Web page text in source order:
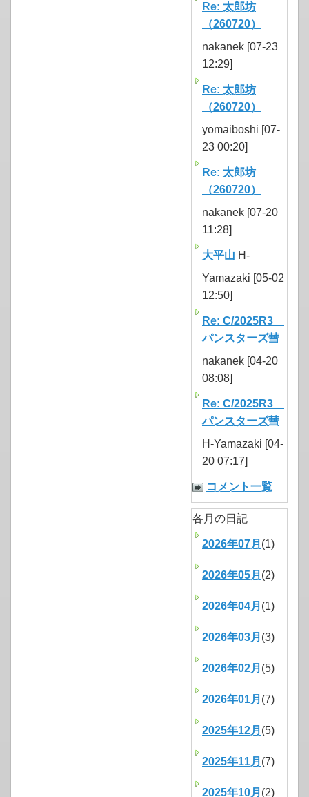
Re: 太郎坊
（260720）
nakanek [07-23
12:29]
Re: 太郎坊
（260720）
yomaiboshi [07-
23 00:20]
Re: 太郎坊
（260720）
nakanek [07-20
11:28]
大平山 H-
Yamazaki [05-02
12:50]
Re: C/2025R3
パンスターズ彗
nakanek [04-20
08:08]
Re: C/2025R3
パンスターズ彗
H-Yamazaki [04-
20 07:17]
コメント一覧
各月の日記
2026年07月 (1)
2026年05月 (2)
2026年04月 (1)
2026年03月 (3)
2026年02月 (5)
2026年01月 (7)
2025年12月 (5)
2025年11月 (7)
2025年10月 (2)